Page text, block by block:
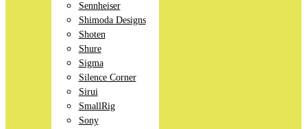
Sennheiser
Shimoda Designs
Shoten
Shure
Sigma
Silence Corner
Sirui
SmallRig
Sony